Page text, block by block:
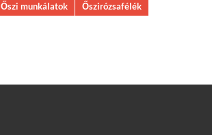
Őszi munkálatok Őszirózsafélék